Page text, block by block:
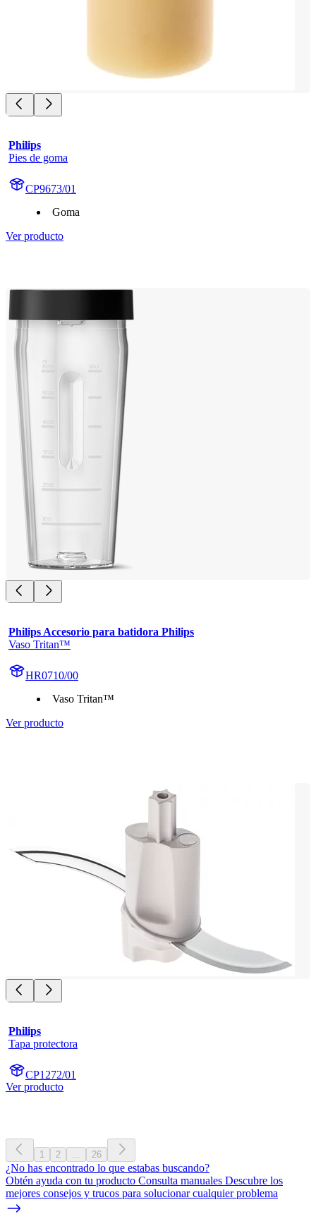
Philips
Pies de goma
CP9673/01
Goma
Ver producto
Philips Accesorio para batidora Philips
Vaso Tritan™
HR0710/00
Vaso Tritan™
Ver producto
Philips
Tapa protectora
CP1272/01
Ver producto
1 2 26
¿No has encontrado lo que estabas buscando?
Obtén ayuda con tu producto Consulta manuales Descubre los
mejores consejos y trucos para solucionar cualquier problema